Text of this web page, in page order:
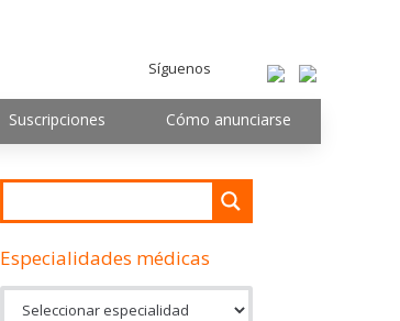
Síguenos
Suscripciones Cómo anunciarse
Especialidades médicas